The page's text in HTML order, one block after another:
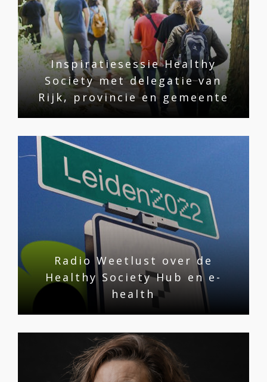
Inspiratiesessie Healthy
Society met delegatie van
Rijk, provincie en gemeente
Radio Weetlust over de
Healthy Society Hub en e-
health